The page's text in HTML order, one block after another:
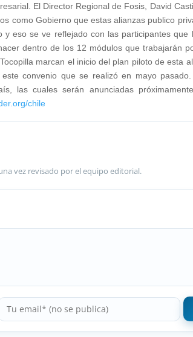
El Director Regional de Fosis, David
como Gobierno que estas alianzas publico
eso se ve reflejado con las participantes que
dentro de los 12 módulos que trabajarán
marcan el inicio del plan piloto de esta
convenio que se realizó en mayo
las cuales serán anunciadas
chile
vez revisado por el equipo editorial.